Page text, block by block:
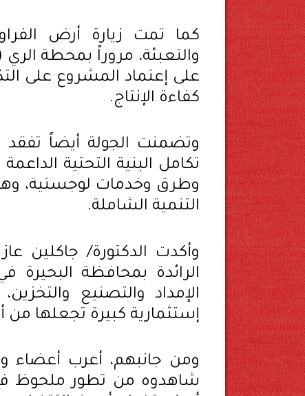
كما تمت زيارة أرض
على إعتماد المشروع على
كفاءة الإنتاج.
وتضمنت الجولة أيضاً تفقد
تكامل البنية التحتية
وطرق وخدمات لوجستية،
التنمية الشاملة.
وأكدت الدكتورة/ جاكلين
الرائدة بمحافظة البحيرة
الإمداد والتصنيع
إستثمارية كبيرة تجعلها من
ومن جانبهم، أعرب أعضاء
شاهدوه من تطور ملحوظ في